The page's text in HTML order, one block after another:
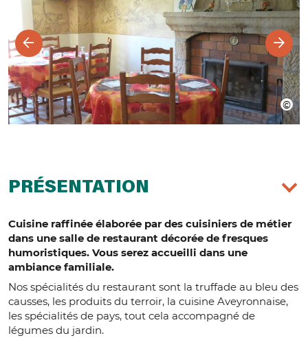
PRÉSENTATION
Cuisine raffinée élaborée par des cuisiniers de métier
dans une salle de restaurant décorée de fresques
humoristiques. Vous serez accueilli dans une
ambiance familiale.
Nos spécialités du restaurant sont la truffade au bleu des
causses, les produits du terroir, la cuisine Aveyronnaise,
les spécialités de pays, tout cela accompagné de
légumes du jardin.